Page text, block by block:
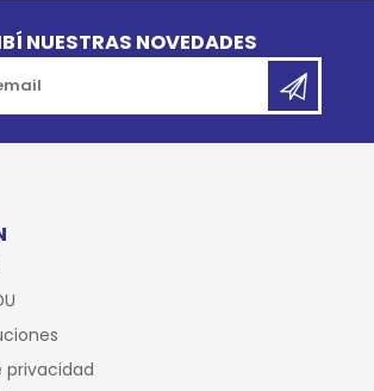
NUESTRAS NOVEDADES
privacidad